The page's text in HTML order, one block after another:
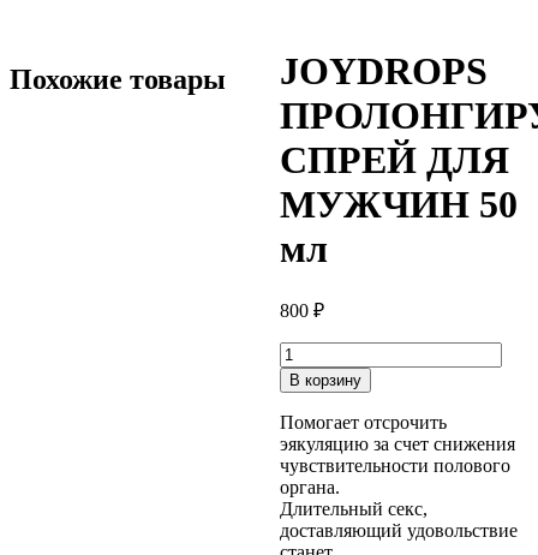
JOYDROPS
СПРЕЙ ДЛЯ
МУЖЧИН 50
мл
800 ₽
В корзину
Помогает отсрочить
эякуляцию за счет снижения
чувствительности полового
органа.
Длительный секс,
доставляющий удовольствие
Похожие товары